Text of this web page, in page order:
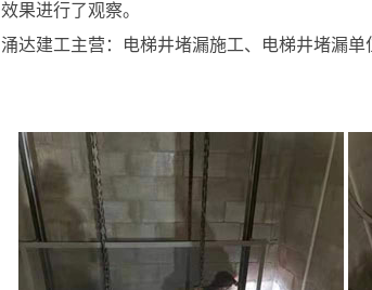
效果进行了观察。
涌达建工主营：电梯井堵漏施工、电梯井堵漏